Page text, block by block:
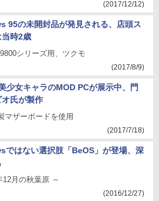
(2017/12/12)
95の未開封品が発見される、店頭ス
当時2歳
シリーズ用、ツクモ
(2017/8/9)
少女キャラのMOD PCが展示中、門
氏が製作
マザーボードを使用
(2017/7/18)
ではない選択肢「BeOS」が登場、深
12月の秋葉原 ～
(2016/12/27)